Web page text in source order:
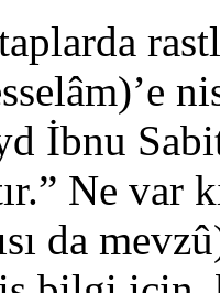
İbnu
Ne var
da